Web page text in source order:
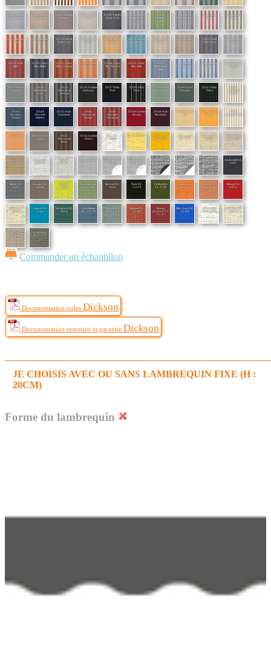
D304 Naples
Light Grey
D305 Naples
Heather
D306 Naples
Hemp
D307 Naples
Linen
D308 Naples
Dark Grey
D309
Manosque
Grey
D310
Chicago
Green
D312
Hardelot Grey
D313 Rome
Red
D314 Rome
Green
D317 Boston
Red
D318 Boston
Brown
D319 Pencil
Dark Grey
D320 Pencil
Grey
D323 Pencil
Yellow
D321 Pencil
Blue
D324 Pencil
Beige
D326 Craft
Beige
D325 Craft
Dark Grey
D328 Craft
Grey
D329 Craft
Red
D330 Color
Bloc Black
D332 Color
Bloc Orange
D333 Color
Bloc Yellow
D334 Color
Bloc Brown
D335 Color
Bloc Red
D337
Manosque
Blue
D338
Hardelot Blue
D339 Rome
Blue
D532 Littoral
Argent
D533 Fjord
Argent
D534
Harmonie
Gris
D535
Harmonie
Ardoise
D536 Solstice
Carbone
D537 Halo
Noir
D538 Club
Noir
D539
Horizon Vert
D540 Fjord
Fougère
D541 Halo
Olive
D542
Archipel
Saphir
D543
Horizon
Indigo
D544
Abysses
Marine
D545 Halo
Outremer
D546
Harmonie
Rouge
D547
Nomade
Terracotta
D548 Solstice
Rouge
D549 Halo
Bordeaux
D550 Littoral
Or
D551 Solstice
Jaune
D552
Archipel Gold
D553 Blé
D554 Fjord
Sable
D555
Harmonie
Brun
D556 Solstice
Ebène
Blanc 92-
2044
Or 92-50273
Bouton-d-or
92-2166
Champagne
92-2175
Chanvre 92-
50265
Beige-sablé
92-2135
Poivre 92-
2012
Nuage 92-
50272
Galet 92-
2171
Alu 92-2048
Alu-blanc 92-
2051
Alu-grège
92-2046
Alu-anthracite
92-2068
Alu Gris 92-
2074
Métal-martelé
92-2045
Anthracite 92-
2047
Béton 92-
2167
Havane 92-
50266
Anis 92-
2157
Vert-mousse
92-2158
Bronze 92-
2043
Noir 92-
51176
Coléoptère
92-2149
Orange 92-
8204
Cuivre 92-
50274
Rouge 92-
8255
Quartz 92-
50303
Lagon 92-
2160
Vert tennis 92-
8056
Gris céleste
92-51178
Vert de gris
92-51179
Brique 92-
51180
Rouge
profond 92-
51181
Bleu franc 92-
51182
Blanc neige
92-50690
New Shea 92-
50843
Taupe 92-
50850
Gris foncé
92-51177
Commander un échantillon
Documentation toiles Dickson
Documentation entretien et garantie Dickson
JE CHOISIS AVEC OU SANS LAMBREQUIN FIXE (H :
20CM)
Forme du lambrequin